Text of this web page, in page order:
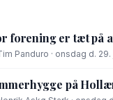
forening er tæt på
Panduro · onsdag d. 29.
på